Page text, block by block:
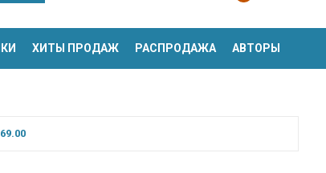
ХИТЫ ПРОДАЖ РАСПРОДАЖА АВТОРЫ